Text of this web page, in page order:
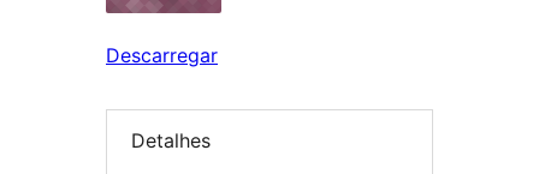
Descarregar
Detalhes